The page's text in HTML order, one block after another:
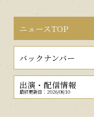
ニュースTOP
バックナンバー
出演・配信情報
最終更新日：2026/08/10